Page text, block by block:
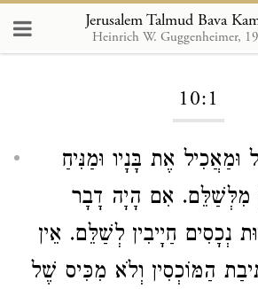
Jerusalem Talmud Bava
Heinrich W. Guggenheimer,
Loading...
10:1
וּמַאֲכִיל אֶת בָּנָיו וּמַנִּיחַ
מִלְּשַׁלֵּם. אִם הָיָה דָבָר
נְכָסִים חַיָיבִין לְשַׁלֵּם. אֵין
הַמּוֹכְסִין וְלֹא מִכִּיס שֶׁל